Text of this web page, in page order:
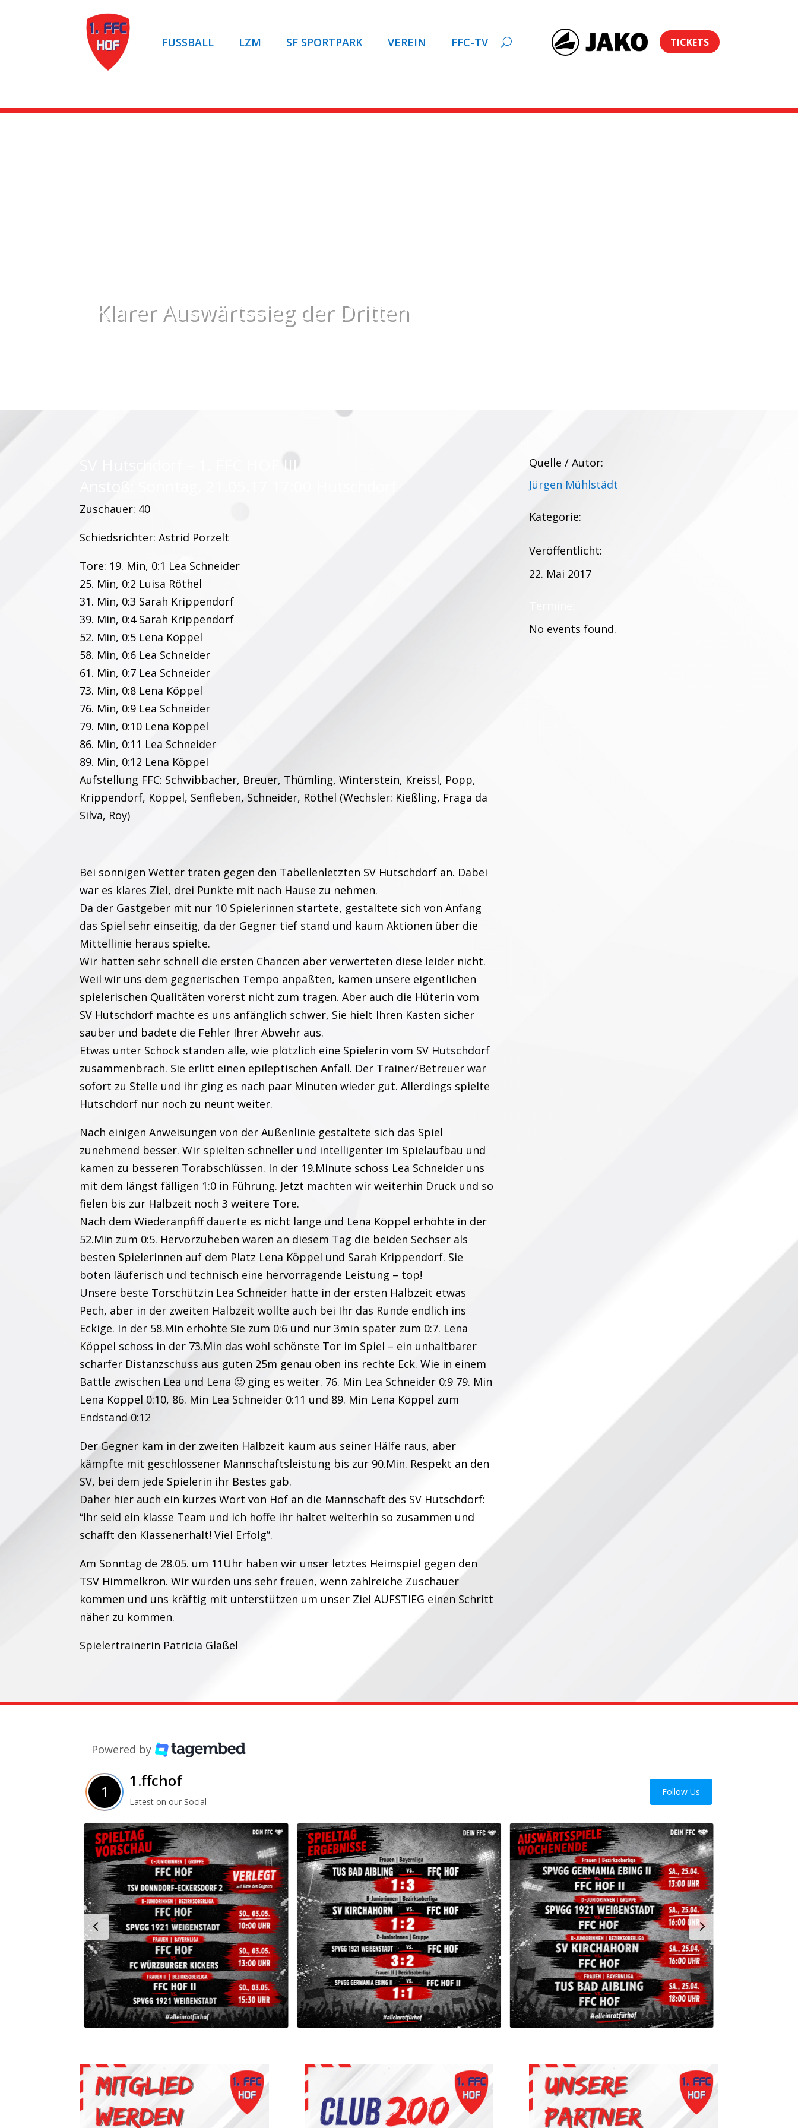
FUSSBALL LZM SF SPORTPARK VEREIN FFC-TV TICKETS
Klarer Auswärtssieg der Dritten
SV Hutschdorf – 1. FFC HOF III
Zuschauer: 40
Schiedsrichter: Astrid Porzelt
Tore: 19. Min, 0:1 Lea Schneider
25. Min, 0:2 Luisa Röthel
31. Min, 0:3 Sarah Krippendorf
39. Min, 0:4 Sarah Krippendorf
52. Min, 0:5 Lena Köppel
58. Min, 0:6 Lea Schneider
61. Min, 0:7 Lea Schneider
73. Min, 0:8 Lena Köppel
76. Min, 0:9 Lea Schneider
79. Min, 0:10 Lena Köppel
86. Min, 0:11 Lea Schneider
89. Min, 0:12 Lena Köppel
Aufstellung FFC: Schwibbacher, Breuer, Thümling, Winterstein, Kreissl, Popp,
Krippendorf, Köppel, Senfleben, Schneider, Röthel (Wechsler: Kießling, Fraga da
Silva, Roy)
Bei sonnigen Wetter traten gegen den Tabellenletzten SV Hutschdorf an. Dabei
war es klares Ziel, drei Punkte mit nach Hause zu nehmen.
Da der Gastgeber mit nur 10 Spielerinnen startete, gestaltete sich von Anfang
das Spiel sehr einseitig, da der Gegner tief stand und kaum Aktionen über die
Mittellinie heraus spielte.
Wir hatten sehr schnell die ersten Chancen aber verwerteten diese leider nicht.
Weil wir uns dem gegnerischen Tempo anpaßten, kamen unsere eigentlichen
spielerischen Qualitäten vorerst nicht zum tragen. Aber auch die Hüterin vom
SV Hutschdorf machte es uns anfänglich schwer, Sie hielt Ihren Kasten sicher
sauber und badete die Fehler Ihrer Abwehr aus.
Etwas unter Schock standen alle, wie plötzlich eine Spielerin vom SV Hutschdorf
zusammenbrach. Sie erlitt einen epileptischen Anfall. Der Trainer/Betreuer war
sofort zu Stelle und ihr ging es nach paar Minuten wieder gut. Allerdings spielte
Hutschdorf nur noch zu neunt weiter.
Nach einigen Anweisungen von der Außenlinie gestaltete sich das Spiel
zunehmend besser. Wir spielten schneller und intelligenter im Spielaufbau und
kamen zu besseren Torabschlüssen. In der 19.Minute schoss Lea Schneider uns
mit dem längst fälligen 1:0 in Führung. Jetzt machten wir weiterhin Druck und so
fielen bis zur Halbzeit noch 3 weitere Tore.
Nach dem Wiederanpfiff dauerte es nicht lange und Lena Köppel erhöhte in der
52.Min zum 0:5. Hervorzuheben waren an diesem Tag die beiden Sechser als
besten Spielerinnen auf dem Platz Lena Köppel und Sarah Krippendorf. Sie
boten läuferisch und technisch eine hervorragende Leistung – top!
Unsere beste Torschützin Lea Schneider hatte in der ersten Halbzeit etwas
Pech, aber in der zweiten Halbzeit wollte auch bei Ihr das Runde endlich ins
Eckige. In der 58.Min erhöhte Sie zum 0:6 und nur 3min später zum 0:7. Lena
Köppel schoss in der 73.Min das wohl schönste Tor im Spiel – ein unhaltbarer
scharfer Distanzschuss aus guten 25m genau oben ins rechte Eck. Wie in einem
Battle zwischen Lea und Lena 🙂 ging es weiter. 76. Min Lea Schneider 0:9 79. Min
Lena Köppel 0:10, 86. Min Lea Schneider 0:11 und 89. Min Lena Köppel zum
Endstand 0:12
Der Gegner kam in der zweiten Halbzeit kaum aus seiner Hälfe raus, aber
kämpfte mit geschlossener Mannschaftsleistung bis zur 90.Min. Respekt an den
SV, bei dem jede Spielerin ihr Bestes gab.
Daher hier auch ein kurzes Wort von Hof an die Mannschaft des SV Hutschdorf:
“Ihr seid ein klasse Team und ich hoffe ihr haltet weiterhin so zusammen und
schafft den Klassenerhalt! Viel Erfolg”.
Am Sonntag de 28.05. um 11Uhr haben wir unser letztes Heimspiel gegen den
TSV Himmelkron. Wir würden uns sehr freuen, wenn zahlreiche Zuschauer
kommen und uns kräftig mit unterstützen um unser Ziel AUFSTIEG einen Schritt
näher zu kommen.
Spielertrainerin Patricia Gläßel
Quelle / Autor:
Jürgen Mühlstädt
Kategorie:
Veröffentlicht:
22. Mai 2017
No events found.
Powered by
1.ffchof
Latest on our Social
Follow Us